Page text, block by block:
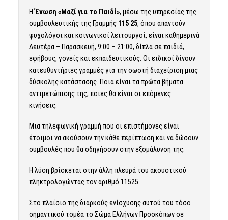
ΗΈνωση «Μαζί για το Παιδί», μέσω της υπηρεσίας της
συμβουλευτικής της Γραμμής 115 25, όπου απαντούν
ψυχολόγοι και κοινωνικοί λειτουργοί, είναι καθημερινά
Δευτέρα – Παρασκευή, 9:00 – 21:00, δίπλα σε παιδιά,
εφήβους, γονείς και εκπαιδευτικούς. Οι ειδικοί δίνουν
κατευθυντήριες γραμμές για την σωστή διαχείριση μιας
δύσκολης κατάστασης. Ποια είναι τα πρώτα βήματα
αντιμετώπισης της, ποιες θα είναι οι επόμενες
κινήσεις.
Μια τηλεφωνική γραμμή που οι επιστήμονες είναι
έτοιμοι να ακούσουν την κάθε περίπτωση και να δώσουν
συμβουλές που θα οδηγήσουν στην εξομάλυνση της.
Η λύση βρίσκεται στην άλλη πλευρά του ακουστικού
πληκτρολογώντας τον αριθμό 11525.
Στο πλαίσιο της διαρκούς ενίσχυσης αυτού του τόσο
σημαντικού τομέα το Σώμα Ελλήνων Προσκόπων σε